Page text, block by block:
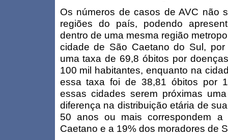
Os números de casos de AVC não
regiões do país, podendo
dentro de uma mesma região
cidade de São Caetano do Sul,
uma taxa de 69,8 óbitos por
100 mil habitantes, enquanto na
essa taxa foi de 38,81 óbitos por
essas cidades serem próximas
diferença na distribuição etária de
50 anos ou mais correspondem
Caetano e a 19% dos moradores de